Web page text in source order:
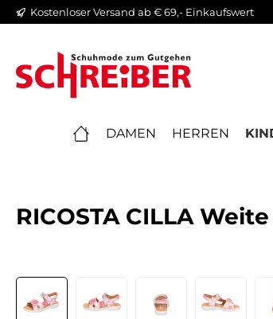
Zur Hauptnavigation springen
Kostenloser Versand ab € 69,- Einkaufswert
DAMEN HERREN
RICOSTA CILLA
Bildergalerie überspringen